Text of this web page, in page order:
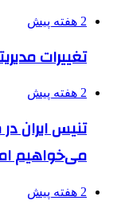
2 هفته پیش
تغییرات
2 هفته پیش
تنیس ایران
می‌خواهیم
2 هفته پیش